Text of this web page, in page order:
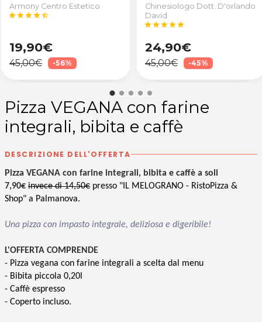
Armony Centro Estetico
starstarstarstarstar_half
19,90€
45,00€ -56%
Chinesiologo Dott. D'orlando
David
starstarstarstarstar
24,90€
45,00€ -45%
Pizza VEGANA con farine
integrali, bibita e caffè
DESCRIZIONE DELL'OFFERTA
Pizza VEGANA con farine integrali, bibita e caffè a soli
7,90€ invece di 14,50€ presso "IL MELOGRANO - RistoPizza &
Shop" a Palmanova.
Una pizza con impasto integrale, deliziosa e digeribile!
L'OFFERTA COMPRENDE
- Pizza vegana con farine integrali a scelta dal menu
- Bibita piccola 0,20l
- Caffè espresso
- Coperto incluso.